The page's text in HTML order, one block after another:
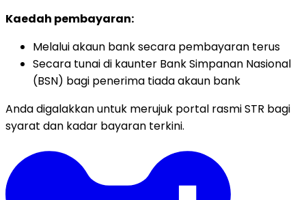
Kaedah pembayaran:
Melalui akaun bank secara pembayaran terus
Secara tunai di kaunter Bank Simpanan Nasional
(BSN) bagi penerima tiada akaun bank
Anda digalakkan untuk merujuk portal rasmi STR bagi
syarat dan kadar bayaran terkini.